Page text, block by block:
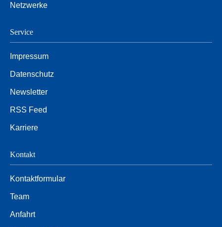
Netzwerke
Service
Impressum
Datenschutz
Newsletter
RSS Feed
Karriere
Kontakt
Kontaktformular
Team
Anfahrt